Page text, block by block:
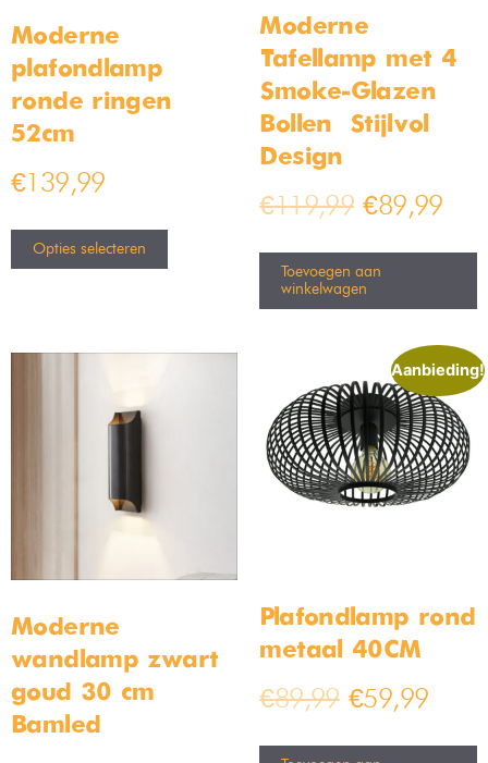
Moderne
plafondlamp
ronde ringen
52cm
€139,99
Opties selecteren
Moderne
Tafellamp met 4
Smoke-Glazen
Bollen – Stijlvol
Design
€119,99 €89,99
Toevoegen aan
winkelwagen
Moderne
wandlamp zwart
goud 30 cm –
Bamled
Aanbieding!
Plafondlamp rond
metaal 40CM
€89,99 €59,99